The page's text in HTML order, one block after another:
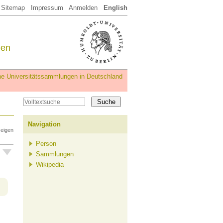
Sitemap Impressum Anmelden English
Universitätssammlungen in Deutschland
Navigation
Person
Sammlungen
Wikipedia